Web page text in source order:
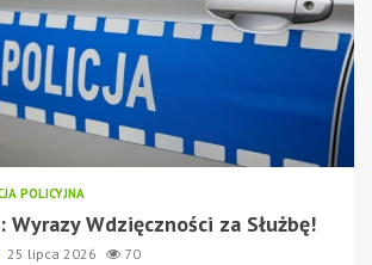
POLICYJNA
Wdzięczności za Służbę!
25 lipca 2026 70